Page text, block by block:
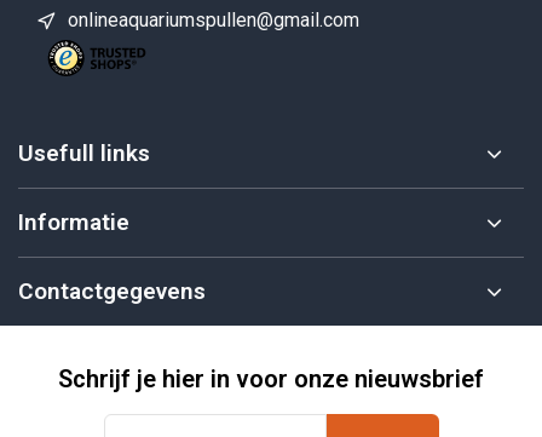
onlineaquariumspullen@gmail.com
Usefull links
Informatie
Contactgegevens
Schrijf je hier in voor onze nieuwsbrief